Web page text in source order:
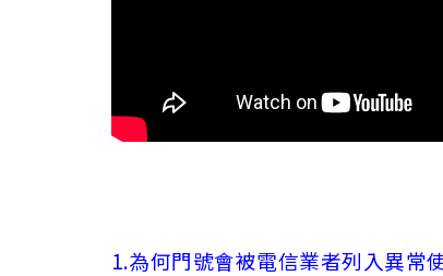
1.為何門號會被電信業者列入異常